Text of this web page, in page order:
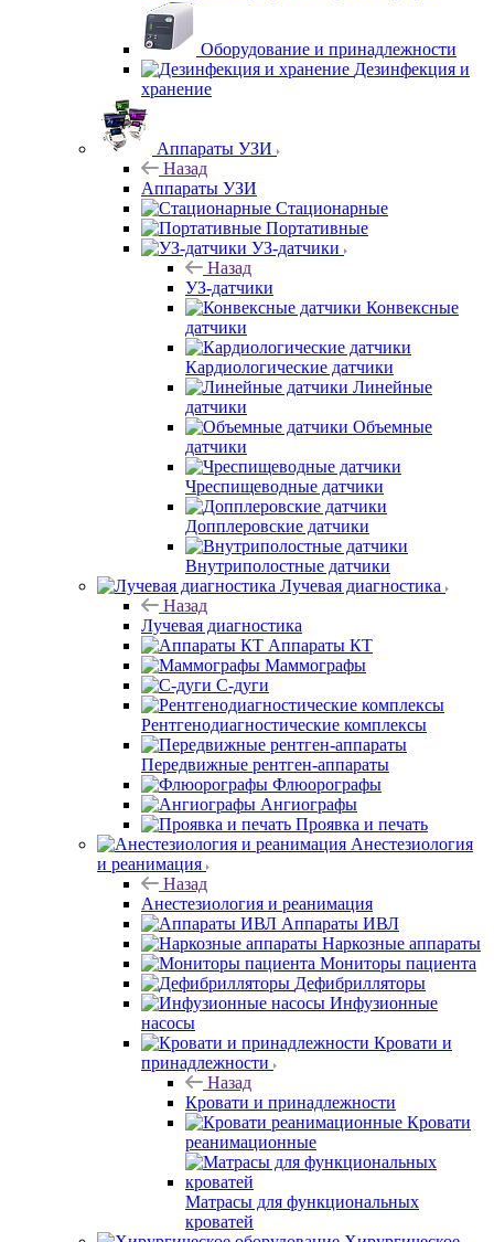
Оборудование и принадлежности
Дезинфекция и
хранение
Аппараты УЗИ
Назад
Аппараты УЗИ
Стационарные
Портативные
УЗ-датчики
Назад
УЗ-датчики
Конвексные
датчики
Кардиологические датчики
Линейные
датчики
Объемные
датчики
Чреспищеводные датчики
Допплеровские датчики
Внутриполостные датчики
Лучевая диагностика
Назад
Лучевая диагностика
Аппараты КТ
Маммографы
С-дуги
Рентгенодиагностические комплексы
Передвижные рентген-аппараты
Флюорографы
Ангиографы
Проявка и печать
Анестезиология
и реанимация
Назад
Анестезиология и реанимация
Аппараты ИВЛ
Наркозные аппараты
Мониторы пациента
Дефибрилляторы
Инфузионные
насосы
Кровати и
принадлежности
Назад
Кровати и принадлежности
Кровати
реанимационные
Матрасы для функциональных
кроватей